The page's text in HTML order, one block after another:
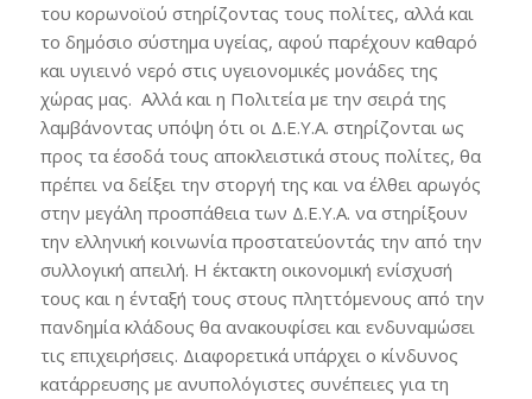
του κορωνοϊού στηρίζοντας τους πολίτες, αλλά και
το δημόσιο σύστημα υγείας, αφού παρέχουν καθαρό
και υγιεινό νερό στις υγειονομικές μονάδες της
χώρας μας. Αλλά και η Πολιτεία με την σειρά της
λαμβάνοντας υπόψη ότι οι Δ.Ε.Υ.Α. στηρίζονται ως
προς τα έσοδά τους αποκλειστικά στους πολίτες, θα
πρέπει να δείξει την στοργή της και να έλθει αρωγός
στην μεγάλη προσπάθεια των Δ.Ε.Υ.Α. να στηρίξουν
την ελληνική κοινωνία προστατεύοντάς την από την
συλλογική απειλή. Η έκτακτη οικονομική ενίσχυσή
τους και η ένταξή τους στους πληττόμενους από την
πανδημία κλάδους θα ανακουφίσει και ενδυναμώσει
τις επιχειρήσεις. Διαφορετικά υπάρχει ο κίνδυνος
κατάρρευσης με ανυπολόγιστες συνέπειες για τη